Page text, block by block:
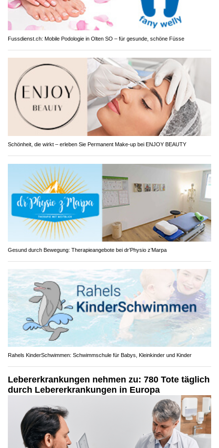
Fussdienst.ch: Mobile Podologie in Olten SO – für gesunde, schöne Füsse
Schönheit, die wirkt – erleben Sie Permanent Make-up bei ENJOY BEAUTY
Gesund durch Bewegung: Therapieangebote bei dr’Physio z’Marpa
Rahels KinderSchwimmen: Schwimmschule für Babys, Kleinkinder und Kinder
Lebererkrankungen nehmen zu: 780 Tote täglich
durch Lebererkrankungen in Europa